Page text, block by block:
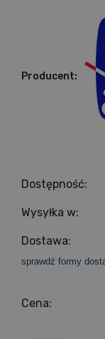
Producent:
Dostępność:
Wysyłka w:
Dostawa:
sprawdź formy
Cena: